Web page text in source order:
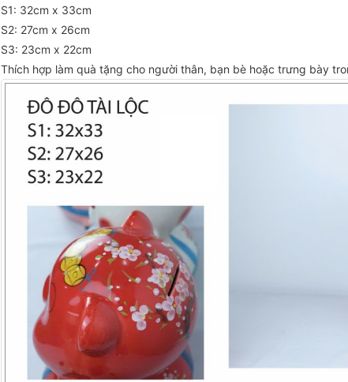
S1: 32cm x 33cm
S2: 27cm x 26cm
S3: 23cm x 22cm
Thích hợp làm quà tặng cho người thân, bạn bè hoặc trưng bày